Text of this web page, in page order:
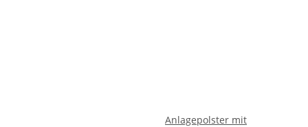
Anlagepolster mit